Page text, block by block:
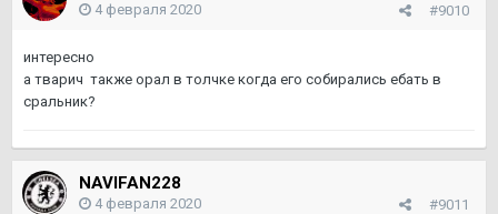
#9010
4 февраля 2020
интересно
а тварич также орал в толчке когда его собирались ебать в
сральник?
NAVIFAN228
#9011
4 февраля 2020